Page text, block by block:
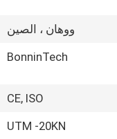
ووهان ، الصين
BonninTech
CE, ISO
UTM -20KN